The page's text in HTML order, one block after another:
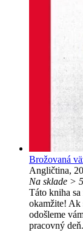
Brožovaná
Angličtina,
Na sklade >
Táto kniha
okamžite! Ak
odošleme
pracovný deň.